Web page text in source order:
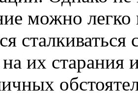
можно
сталкиваться
их старания